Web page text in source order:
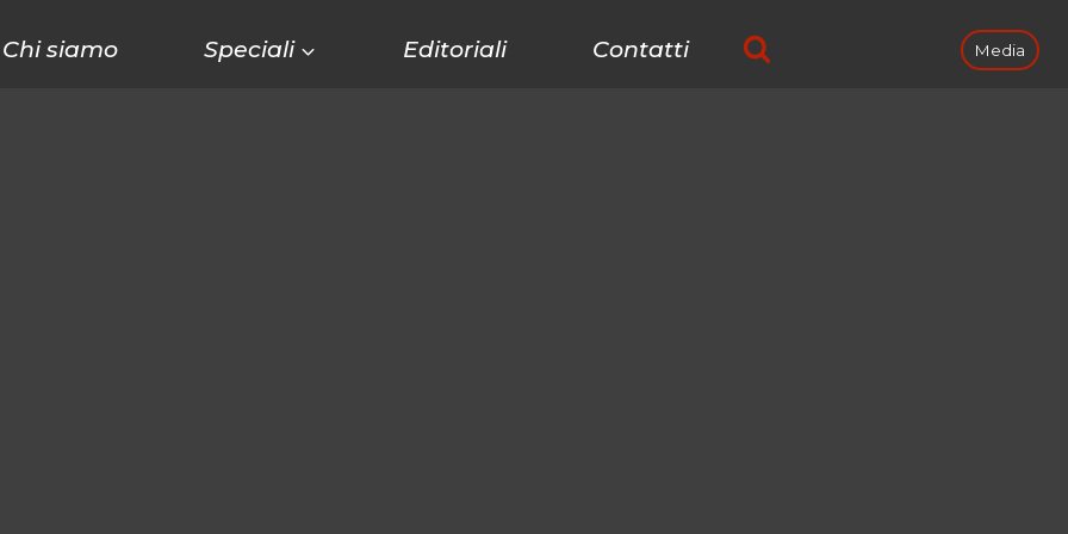
Chi siamo Speciali Editoriali Contatti Media